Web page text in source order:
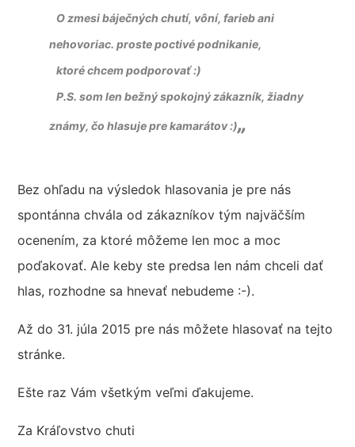
O zmesi báječných chutí, vôní, farieb ani
nehovoriac. proste poctivé podnikanie,
ktoré chcem podporovať :)
P.S. som len bežný spokojný zákazník, žiadny
známy, čo hlasuje pre kamarátov :)„
Bez ohľadu na výsledok hlasovania je pre nás
spontánna chvála od zákazníkov tým najväčším
ocenením, za ktoré môžeme len moc a moc
poďakovať. Ale keby ste predsa len nám chceli dať
hlas, rozhodne sa hnevať nebudeme :-).
Až do 31. júla 2015 pre nás môžete hlasovať na tejto
stránke.
Ešte raz Vám všetkým veľmi ďakujeme.
Za Kráľovstvo chuti